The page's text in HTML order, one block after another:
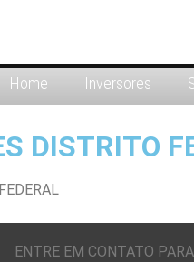
Home Inversores
DISTRITO
ENTRE EM CONTATO